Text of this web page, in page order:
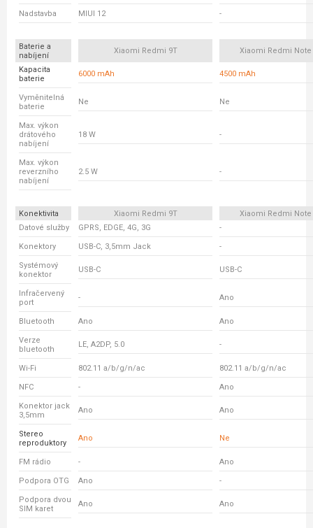
Nadstavba MIUI 12 -
Baterie a
nabíjení
Xiaomi Redmi 9T Xiaomi Redmi Note
Kapacita
baterie
6000 mAh 4500 mAh
Vyměnitelná
baterie
Ne Ne
Max. výkon
drátového
nabíjení
18 W -
Max. výkon
reverzního
nabíjení
2.5 W -
Konektivita Xiaomi Redmi 9T
Xiaomi Redmi Note
Datové služby
GPRS, EDGE, 4G, 3G -
Konektory USB-C, 3,5mm Jack -
Systémový
konektor
USB-C USB-C
Infračervený
port
- Ano
Bluetooth Ano Ano
Verze
bluetooth
LE, A2DP, 5.0 -
Wi-Fi 802.11 a/b/g/n/ac 802.11 a/b/g/n/ac
NFC - Ano
Konektor jack
3,5mm
Ano Ano
Stereo
reproduktory
Ano Ne
FM rádio - Ano
Podpora OTG Ano -
Podpora dvou
SIM karet
Ano Ano